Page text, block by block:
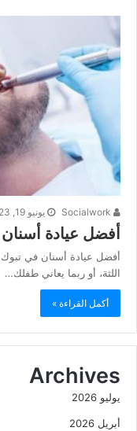
يونيو 19, 2023
أفضل عيادة
أفضل عيادة أسنان في
اللثة، أو ربما يعاني طفلك…
أكمل القراءة »
Archives
يوليو 2026
أبريل 2026